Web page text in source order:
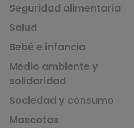
Seguridad alimentaria
Salud
Bebé e infancia
Medio ambiente y
solidaridad
Sociedad y consumo
Mascotas